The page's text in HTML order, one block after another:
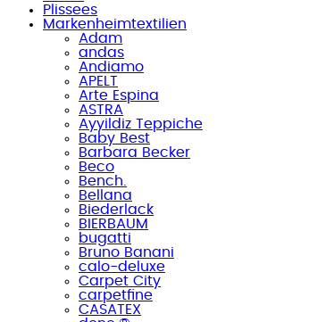
Plissees
Markenheimtextilien
Adam
andas
Andiamo
APELT
Arte Espina
ASTRA
Ayyildiz Teppiche
Baby Best
Barbara Becker
Beco
Bench.
Bellana
Biederlack
BIERBAUM
bugatti
Bruno Banani
calo-deluxe
Carpet City
carpetfine
CASATEX